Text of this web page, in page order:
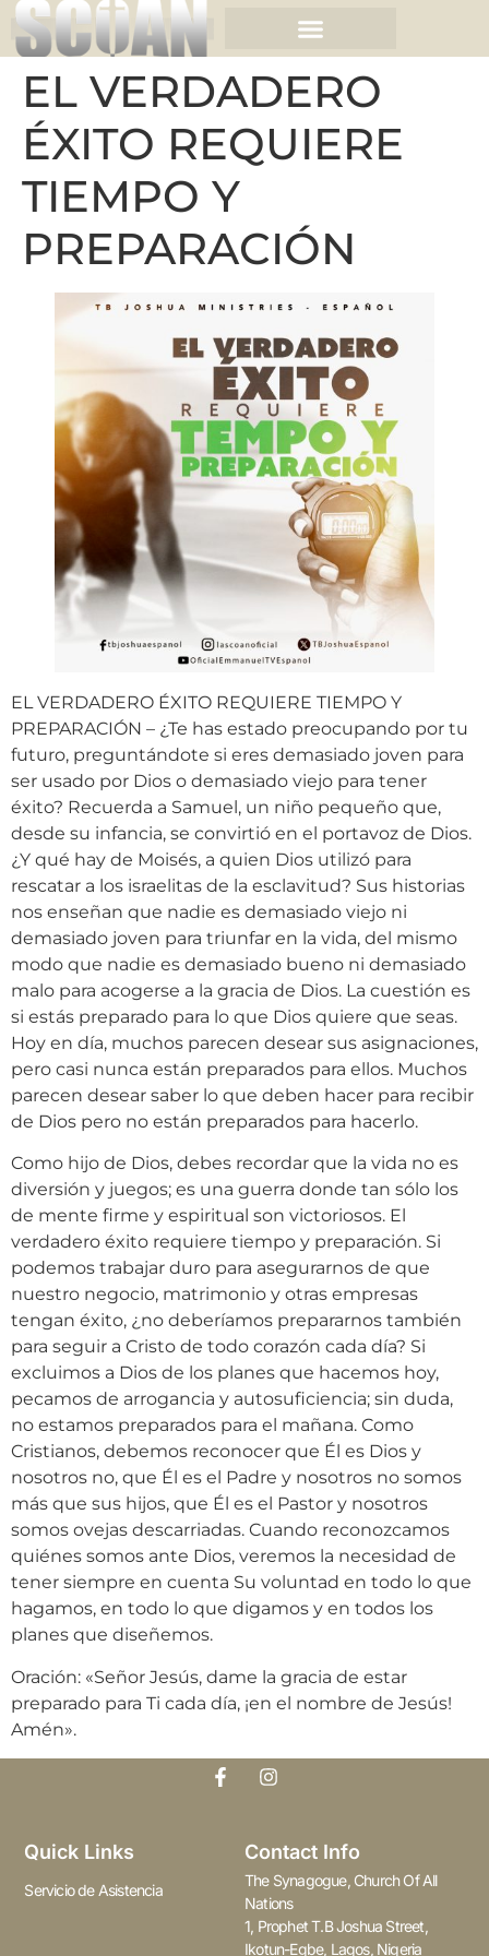
EL VERDADERO
ÉXITO REQUIERE
TIEMPO Y
PREPARACIÓN
EL VERDADERO ÉXITO REQUIERE TIEMPO Y
PREPARACIÓN – ¿Te has estado preocupando por tu
futuro, preguntándote si eres demasiado joven para
ser usado por Dios o demasiado viejo para tener
éxito? Recuerda a Samuel, un niño pequeño que,
desde su infancia, se convirtió en el portavoz de Dios.
¿Y qué hay de Moisés, a quien Dios utilizó para
rescatar a los israelitas de la esclavitud? Sus historias
nos enseñan que nadie es demasiado viejo ni
demasiado joven para triunfar en la vida, del mismo
modo que nadie es demasiado bueno ni demasiado
malo para acogerse a la gracia de Dios. La cuestión es
si estás preparado para lo que Dios quiere que seas.
Hoy en día, muchos parecen desear sus asignaciones,
pero casi nunca están preparados para ellos. Muchos
parecen desear saber lo que deben hacer para recibir
de Dios pero no están preparados para hacerlo.
Como hijo de Dios, debes recordar que la vida no es
diversión y juegos; es una guerra donde tan sólo los
de mente firme y espiritual son victoriosos. El
verdadero éxito requiere tiempo y preparación. Si
podemos trabajar duro para asegurarnos de que
nuestro negocio, matrimonio y otras empresas
tengan éxito, ¿no deberíamos prepararnos también
para seguir a Cristo de todo corazón cada día? Si
excluimos a Dios de los planes que hacemos hoy,
pecamos de arrogancia y autosuficiencia; sin duda,
no estamos preparados para el mañana. Como
Cristianos, debemos reconocer que Él es Dios y
nosotros no, que Él es el Padre y nosotros no somos
más que sus hijos, que Él es el Pastor y nosotros
somos ovejas descarriadas. Cuando reconozcamos
quiénes somos ante Dios, veremos la necesidad de
tener siempre en cuenta Su voluntad en todo lo que
hagamos, en todo lo que digamos y en todos los
planes que diseñemos.
Oración: «Señor Jesús, dame la gracia de estar
preparado para Ti cada día, ¡en el nombre de Jesús!
Amén».
Quick Links
Servicio de Asistencia
Contact Info
The Synagogue, Church Of All
Nations
1, Prophet T.B Joshua Street,
Ikotun-Egbe, Lagos, Nigeria